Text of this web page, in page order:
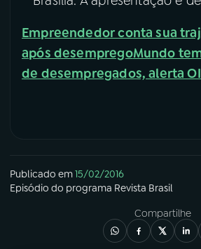
Empreendedor conta sua
após desempregoMundo
de desempregados, alerta
Publicado em15/02/2016
Episódio do programa Revista Brasil
Compartilhe